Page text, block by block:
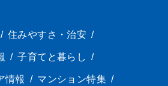
/ 住みやすさ・治安 /
/ 子育てと暮らし /
情報 / マンション特集 /